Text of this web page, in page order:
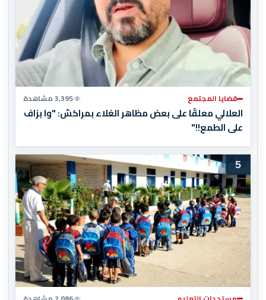
قضايا المجتمع 3,395 مشاهدة
العلالي معلقًا على بعض مظاهر الغلاء بمراكش: "وا بزاف
على الطمع!!"
5